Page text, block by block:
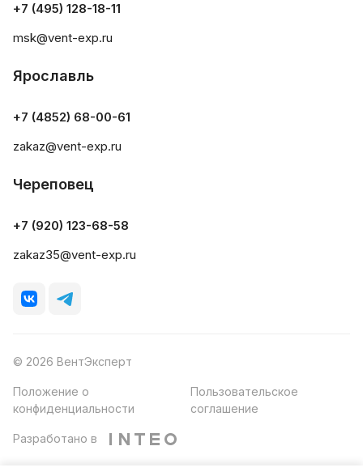
+7 (495) 128-18-11
msk@vent-exp.ru
Ярославль
+7 (4852) 68-00-61
zakaz@vent-exp.ru
Череповец
+7 (920) 123-68-58
zakaz35@vent-exp.ru
© 2026 ВентЭксперт
Положение о
конфиденциальности
Пользовательское
соглашение
Разработано в